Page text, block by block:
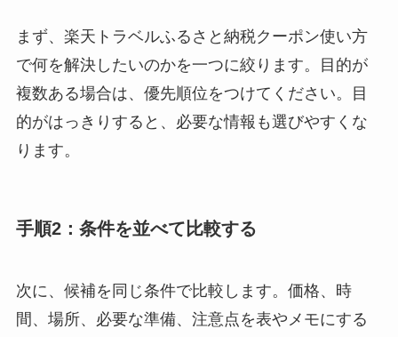
まず、楽天トラベルふるさと納税クーポン使い方
で何を解決したいのかを一つに絞ります。目的が
複数ある場合は、優先順位をつけてください。目
的がはっきりすると、必要な情報も選びやすくな
ります。
手順2：条件を並べて比較する
次に、候補を同じ条件で比較します。価格、時
間、場所、必要な準備、注意点を表やメモにする